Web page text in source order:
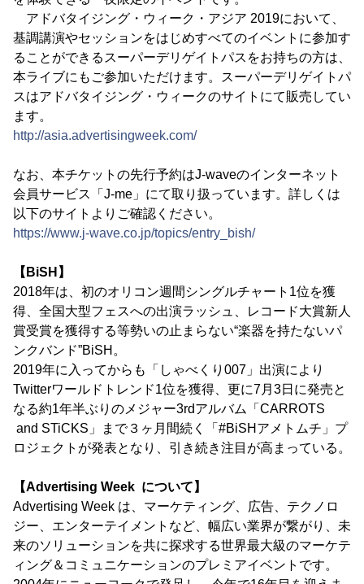
アドバタイジング・ウィーク・アジア 2019において、
基調講演やセッションをはじめすべてのイベントに参加す
ることができるスーパーデリゲイトパスをお持ちの方は、
本ライブにもご参加いただけます。スーパーデリゲイトパ
スはアドバタイジング・ウィークのサイトにて販売してい
ます。
http://asia.advertisingweek.com/
なお、本チケットの先行予約はJ-waveのインターネット
会員サービス「J-me」にて取り扱っています。詳しくは
以下のサイトよりご確認ください。
https://www.j-wave.co.jp/topics/entry_bish/
【BiSH】
2018年は、初のオリコン週間シングルチャート1位を獲
得、全国大型フェスへの出演ラッシュ、レコード大賞新人
賞受賞を獲得する等勢いの止まらない“楽器を持たないパ
ンクバンド”BiSH。
2019年に入ってからも「しゃべくり007」出演により
Twitterワールドトレンド1位を獲得、更に7月3日に発売と
なる約1年半ぶりのメジャー3rdアルバム「CARROTS
and STiCKS」まで３ヶ月間続く「#BiSHアメトムチ」プ
ロジェクトが発表となり、引き続き注目が高まっている。
【Advertising Week について】
Advertising Week は、マーケティング、広告、テクノロ
ジー、エンターテイメントなど、幅広い業界が繋がり、未
来のソリューションを共に探求する世界最大級のマーケテ
ィング＆コミュニケーションのプレミアイベントです。